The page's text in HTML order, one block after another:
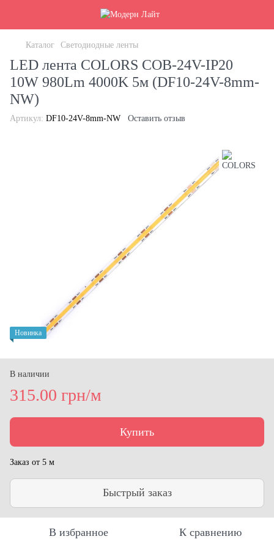
Каталог Светодиодные ленты
LED лента COLORS COB-24V-IP20
10W 980Lm 4000K 5м (DF10-24V-8mm-
NW)
Артикул: DF10-24V-8mm-NW Оставить отзыв
Новинка
В наличии
315.00 грн/м
Купить
Заказ от 5 м
Быстрый заказ
В избранное К сравнению